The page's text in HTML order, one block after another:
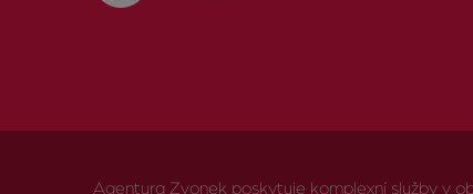
Agentura Zvonek poskytuje komplexní služby v